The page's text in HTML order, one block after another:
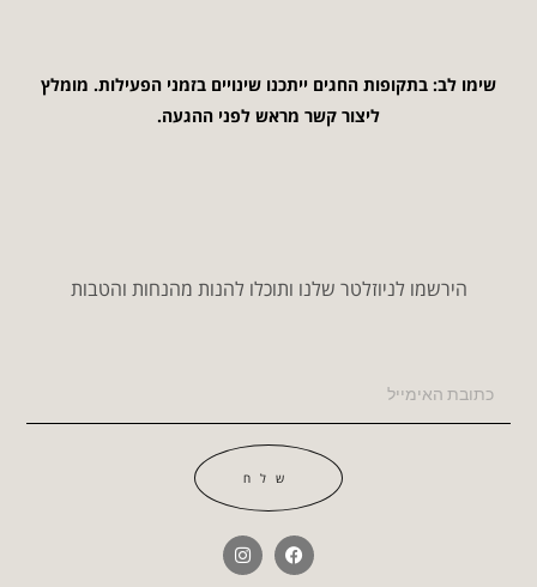
שימו לב: בתקופות החגים ייתכנו שינויים בזמני הפעילות. מומלץ
ליצור קשר מראש לפני ההגעה.
הירשמו לניוזלטר שלנו ותוכלו להנות מהנחות והטבות
שלח